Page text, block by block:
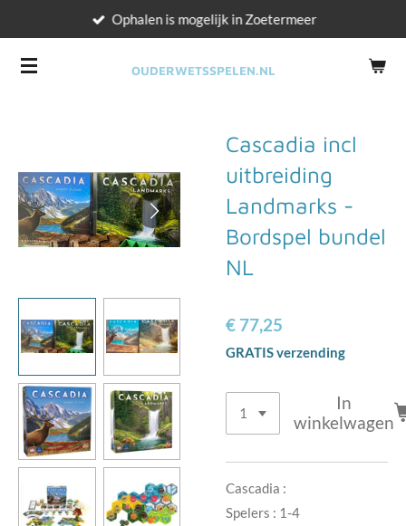
naar
OUDERWETSSPELEN.NL
Ophalen is mogelijk in Zoetermeer
Cascadia incl
uitbreiding
Landmarks -
Bordspel bundel
NL
€ 77,25
GRATIS verzending
In
winkelwagen
Cascadia :
Spelers : 1-4